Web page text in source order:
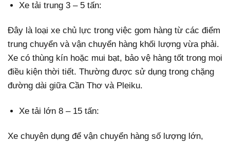
Xe tải trung 3 – 5 tấn:
Đây là loại xe chủ lực trong việc gom hàng từ các điểm
trung chuyển và vận chuyển hàng khối lượng vừa phải.
Xe có thùng kín hoặc mui bạt, bảo vệ hàng tốt trong mọi
điều kiện thời tiết. Thường được sử dụng trong chặng
đường dài giữa Cần Thơ và Pleiku.
Xe tải lớn 8 – 15 tấn:
Xe chuyên dụng để vận chuyển hàng số lượng lớn,